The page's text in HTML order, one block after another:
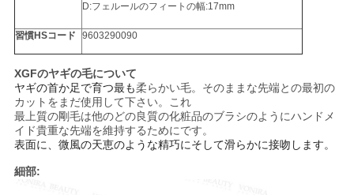
D:フェルールのフィートの幅:17mm
習慣HSコード 9603290090
XGFのヤギの毛について
ヤギの首か足で育つ最も柔らかい毛。そのままな先端との最初の
カットをまだ使用して下さい。これ
最上質の剛毛は他のどの良質の化粧品のブラシのようにハンドメ
イド貴重な先端を維持するためにです。
表面に、微風の天恵のような精巧にそして滑らかに接吻します。
細部: